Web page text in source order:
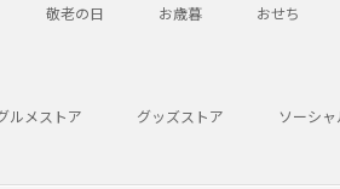
敬老の日 お歳暮 おせち
ルメストア グッズストア ソーシ